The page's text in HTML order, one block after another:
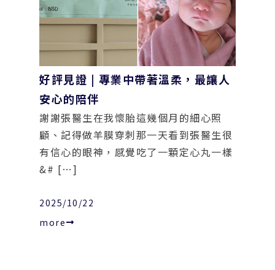
好評見證 | 專業中帶著溫柔，最讓人
安心的陪伴
謝謝張醫生在我懷胎這幾個月的細心照
顧、記得做羊膜穿刺那一天看到張醫生很
有信心的眼神，感覺吃了一顆定心丸一樣
&# […]
2025/10/22
more